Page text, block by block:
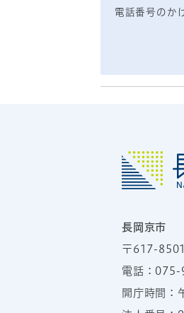
電話番号のか
長岡京市
〒617-8501
電話：075-
開庁時間